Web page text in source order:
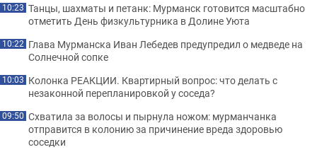
10:23 Танцы, шахматы и петанк: Мурманск готовится масштабно
отметить День физкультурника в Долине Уюта
10:22 Глава Мурманска Иван Лебедев предупредил о медведе на
Солнечной сопке
10:03 Колонка РЕАКЦИИ. Квартирный вопрос: что делать с
незаконной перепланировкой у соседа?
09:50 Схватила за волосы и пырнула ножом: мурманчанка
отправится в колонию за причинение вреда здоровью
соседки